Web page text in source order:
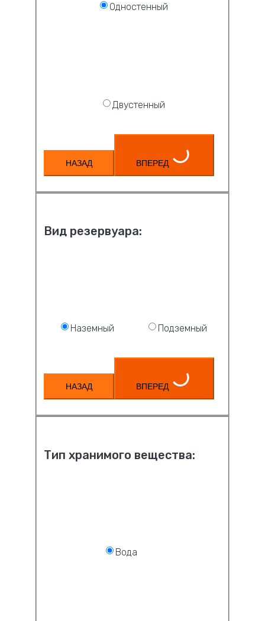
Одностенный
Двустенный
НАЗАД ВПЕРЕД
Вид резервуара:
Наземный Подземный
НАЗАД ВПЕРЕД
Тип хранимого вещества:
Вода